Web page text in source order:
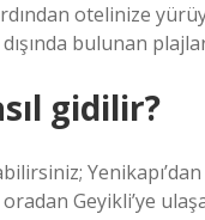
otelinize
bulunan
gidilir?
Geyikli’ye